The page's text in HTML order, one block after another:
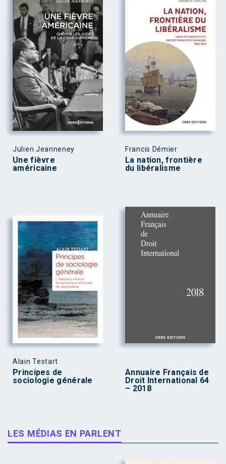
Julien Jeanneney
Une fièvre
américaine
Francis Démier
La nation, frontière
du libéralisme
Alain Testart
Principes de
sociologie générale
Annuaire Français de
Droit International 64
– 2018
LES MÉDIAS EN PARLENT